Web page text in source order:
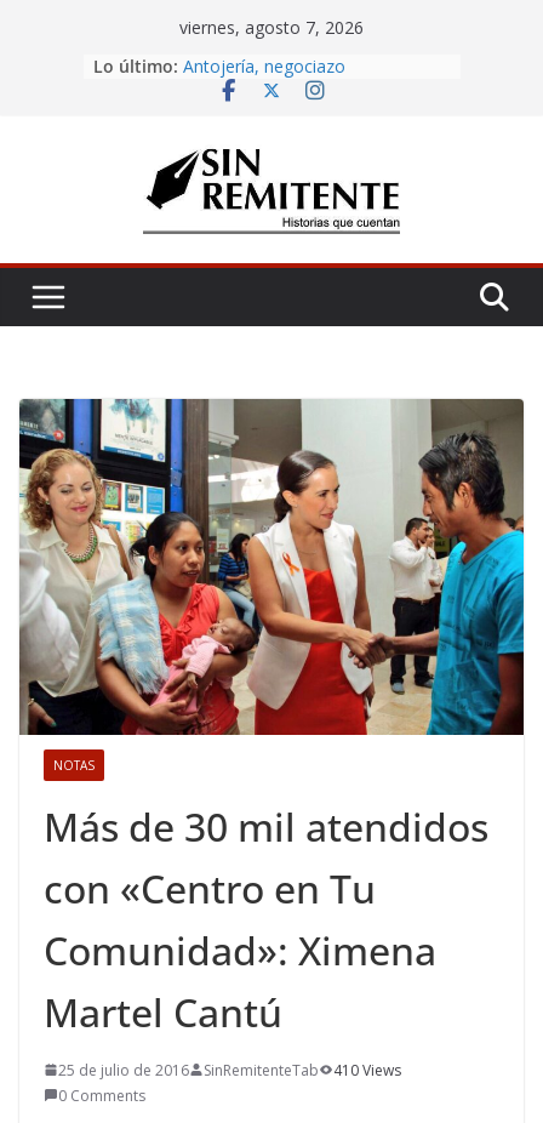
viernes, agosto 7, 2026
Lo último: Amor eterno
Antojería, negociazo
Misa de 12
NOTAS
Más de 30 mil atendidos
con «Centro en Tu
Comunidad»: Ximena
Martel Cantú
25 de julio de 2016 SinRemitenteTab
410 Views
0 Comments